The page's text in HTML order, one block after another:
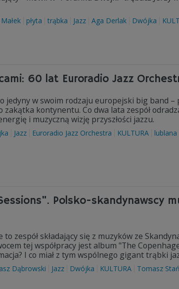
płyta trąbka Jazz Aga Derlak Dwójka
60 lat Euroradio Jazz
jedyny w swoim rodzaju europejski big band –
kontynentu. Co dwa lata zespół
i muzyczną wizję przyszłości jazzu.
Jazz Euroradio Jazz Orchestra KULTURA lublana
Polsko-skandynawscy
zespół składający się z muzyków ze
tej współpracy jest album "The
I co miał z tym wspólnego gigant trąbki
Dąbrowski Jazz Dwójka KULTURA Tomasz